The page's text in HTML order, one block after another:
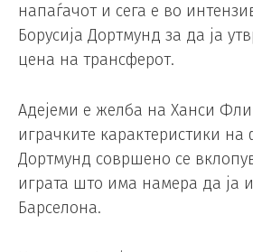
напаѓачот и сега е во
Борусија Дортмунд за да ја
цена на трансферот.
Адејеми е желба на Ханси
играчките карактеристики на
Дортмунд совршено се
играта што има намера да ја
Барселона.